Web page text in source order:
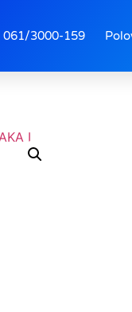
061/3000-159